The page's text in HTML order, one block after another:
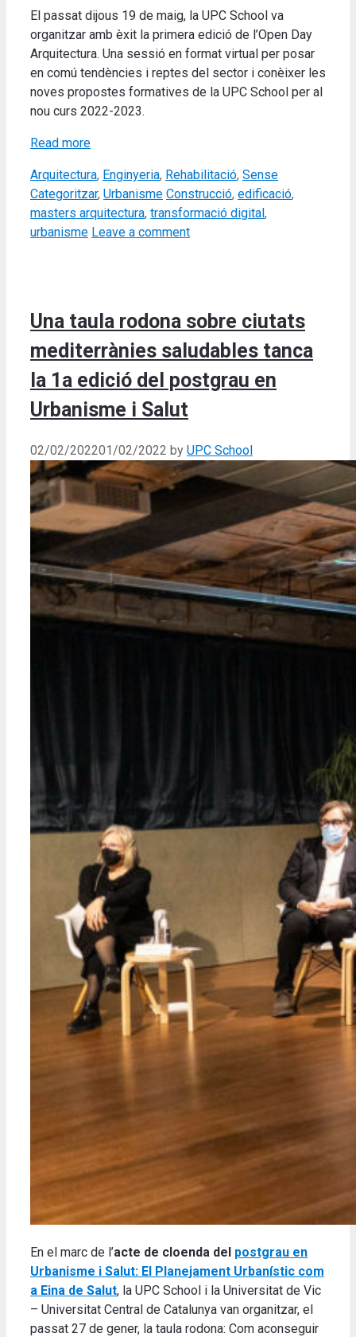
El passat dijous 19 de maig, la UPC School va
organitzar amb èxit la primera edició de l’Open Day
Arquitectura. Una sessió en format virtual per posar
en comú tendències i reptes del sector i conèixer les
noves propostes formatives de la UPC School per al
nou curs 2022-2023.
Read more
Categories
Arquitectura, Enginyeria, Rehabilitació, Sense
Categoritzar, Urbanisme Tags
Construcció, edificació,
masters arquitectura, transformació digital ,
urbanisme Leave a comment
Una taula rodona sobre ciutats
mediterrànies saludables tanca
la 1a edició del postgrau en
Urbanisme i Salut
02/02/202201/02/2022 by UPC School
En el marc de l’acte de cloenda del postgrau en
Urbanisme i Salut: El Planejament Urbanístic com
a Eina de Salut, la UPC School i la Universitat de Vic
– Universitat Central de Catalunya van organitzar, el
passat 27 de gener, la taula rodona: Com aconseguir